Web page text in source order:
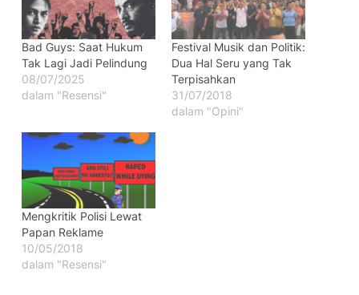
Bad Guys: Saat Hukum
Tak Lagi Jadi Pelindung
08/07/2025
dalam "Resensi"
Festival Musik dan Politik:
Dua Hal Seru yang Tak
Terpisahkan
31/07/2018
dalam "Opini"
Mengkritik Polisi Lewat
Papan Reklame
10/05/2018
dalam "Resensi"